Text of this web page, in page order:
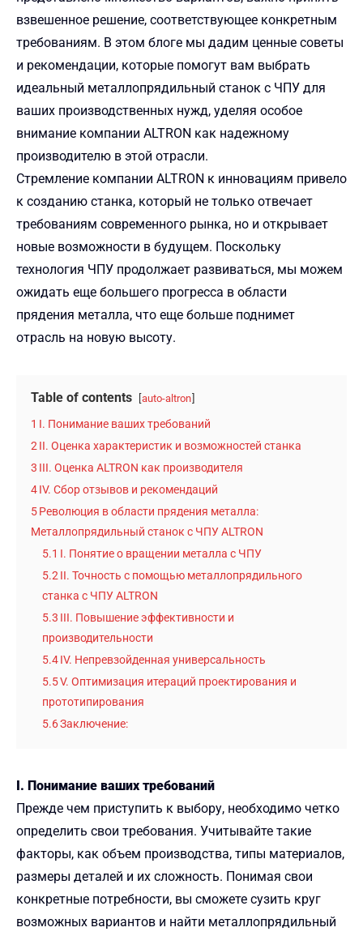
взвешенное решение, соответствующее конкретным
требованиям. В этом блоге мы дадим ценные советы
и рекомендации, которые помогут вам выбрать
идеальный металлопрядильный станок с ЧПУ для
ваших производственных нужд, уделяя особое
внимание компании ALTRON как надежному
производителю в этой отрасли.
Стремление компании ALTRON к инновациям привело
к созданию станка, который не только отвечает
требованиям современного рынка, но и открывает
новые возможности в будущем. Поскольку
технология ЧПУ продолжает развиваться, мы можем
ожидать еще большего прогресса в области
прядения металла, что еще больше поднимет
отрасль на новую высоту.
Table of contents auto-altron
1 I. Понимание ваших требований
2II. Оценка характеристик и возможностей станка
3 III. Оценка ALTRON как производителя
4IV. Сбор отзывов и рекомендаций
5Революция в области прядения металла:
Металлопрядильный станок с ЧПУ ALTRON
5.1 I. Понятие о вращении металла с ЧПУ
5.2II. Точность с помощью металлопрядильного
станка с ЧПУ ALTRON
5.3 III. Повышение эффективности и
производительности
5.4IV. Непревзойденная универсальность
5.5V. Оптимизация итераций проектирования и
прототипирования
5.6Заключение:
I. Понимание ваших требований
Прежде чем приступить к выбору, необходимо четко
определить свои требования. Учитывайте такие
факторы, как объем производства, типы материалов,
размеры деталей и их сложность. Понимая свои
конкретные потребности, вы сможете сузить круг
возможных вариантов и найти металлопрядильный